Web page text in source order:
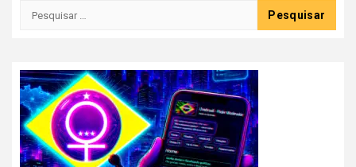
Pesquisar